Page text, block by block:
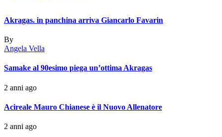
Akragas. in panchina arriva Giancarlo Favarin
By
Angela Vella
Samake al 90esimo piega un’ottima Akragas
2 anni ago
Acireale Mauro Chianese è il Nuovo Allenatore
2 anni ago